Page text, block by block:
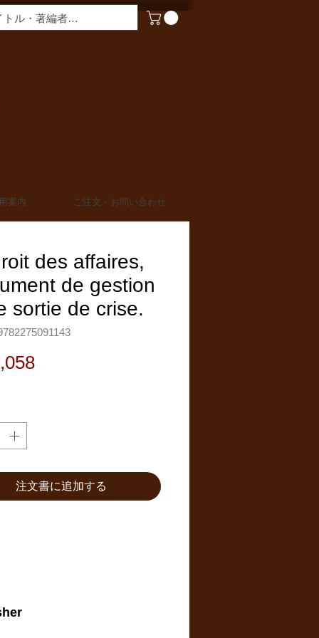
案内 ご注文・お問い合わせ
des affaires,
de gestion
sortie de crise.
価
注文書に追加する